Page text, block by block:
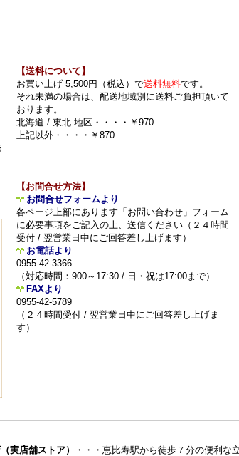
【送料について】
お買い上げ 5,500円（税込）で送料無料です。
それ未満の場合は、配送地域別に送料ご負担頂いて
おります。
北海道 / 東北 地区・・・・￥970
上記以外・・・・￥870
【お問合せ方法】
お問合せフォームより
各ページ上部にあります「お問い合わせ」フォーム
に必要事項をご記入の上、送信ください（２４時間
受付 / 翌営業日中にご回答差し上げます）
お電話より
0955-42-3366
（対応時間：900～17:30 / 日・祝は17:00まで）
FAXより
0955-42-5789
（２４時間受付 / 翌営業日中にご回答差し上げま
す）
実店舗ストア）
・・・恵比寿駅から徒歩７分の便利な